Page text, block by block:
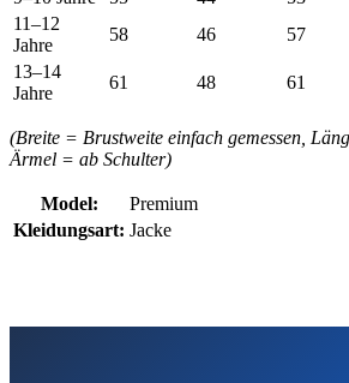
11–12
Jahre
58 46 57
13–14
Jahre
61 48 61
(Breite = Brustweite einfach gemessen,
Ärmel = ab Schulter)
Model:
Premium
Kleidungsart: Jacke